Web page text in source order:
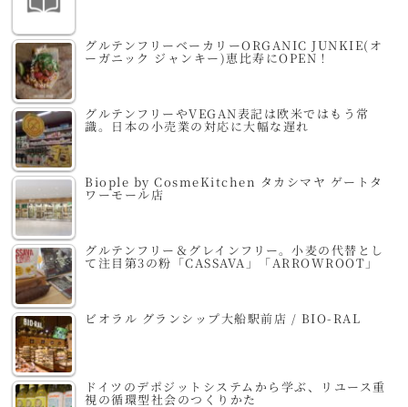
グルテンフリーベーカリーORGANIC JUNKIE(オ
ーガニック ジャンキー)恵比寿にOPEN！
グルテンフリーやVEGAN表記は欧米ではもう常
識。日本の小売業の対応に大幅な遅れ
Biople by CosmeKitchen タカシマヤ ゲートタ
ワーモール店
グルテンフリー＆グレインフリー。小麦の代替とし
て注目第3の粉「CASSAVA」「ARROWROOT」
ビオラル グランシップ大船駅前店 / BIO-RAL
ドイツのデポジットシステムから学ぶ、リユース重
視の循環型社会のつくりかた